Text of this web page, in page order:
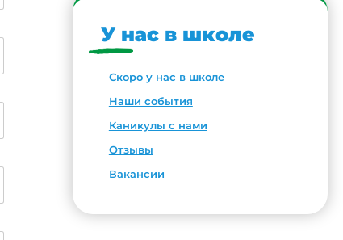
У нас в школе
Скоро у нас в школе
Наши события
Каникулы с нами
Отзывы
Вакансии